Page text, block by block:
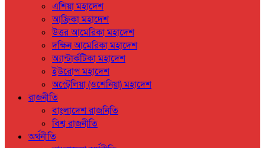
এশিয়া মহাদেশ
আফ্রিকা মহাদেশ
উত্তর আমেরিকা মহাদেশ
দক্ষিন আমেরিকা মহাদেশ
অ্যান্টার্কটিকা মহাদেশ
ইউরোপ মহাদেশ
অস্ট্রেলিয়া (ওশেনিয়া) মহাদেশ
রাজনীতি
বাংলাদেশ রাজনিতি
বিশ্ব রাজনীতি
অর্থনীতি